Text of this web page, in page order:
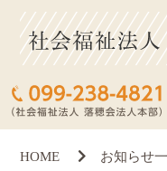
HOME お知らせ